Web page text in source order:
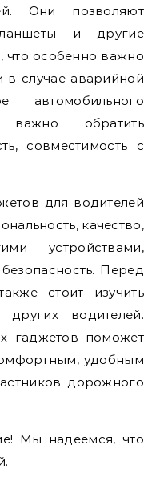
Они позволяют
и другие
что особенно важно
в случае аварийной
важно обратить
совместимость с
для водителей
качество,
устройствами,
Перед
стоит изучить
водителей.
гаджетов поможет
удобным
дорожного
Мы надеемся, что